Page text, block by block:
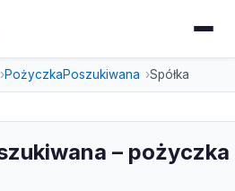
PożyczkaPoszukiwana Spółka
– pożyczka